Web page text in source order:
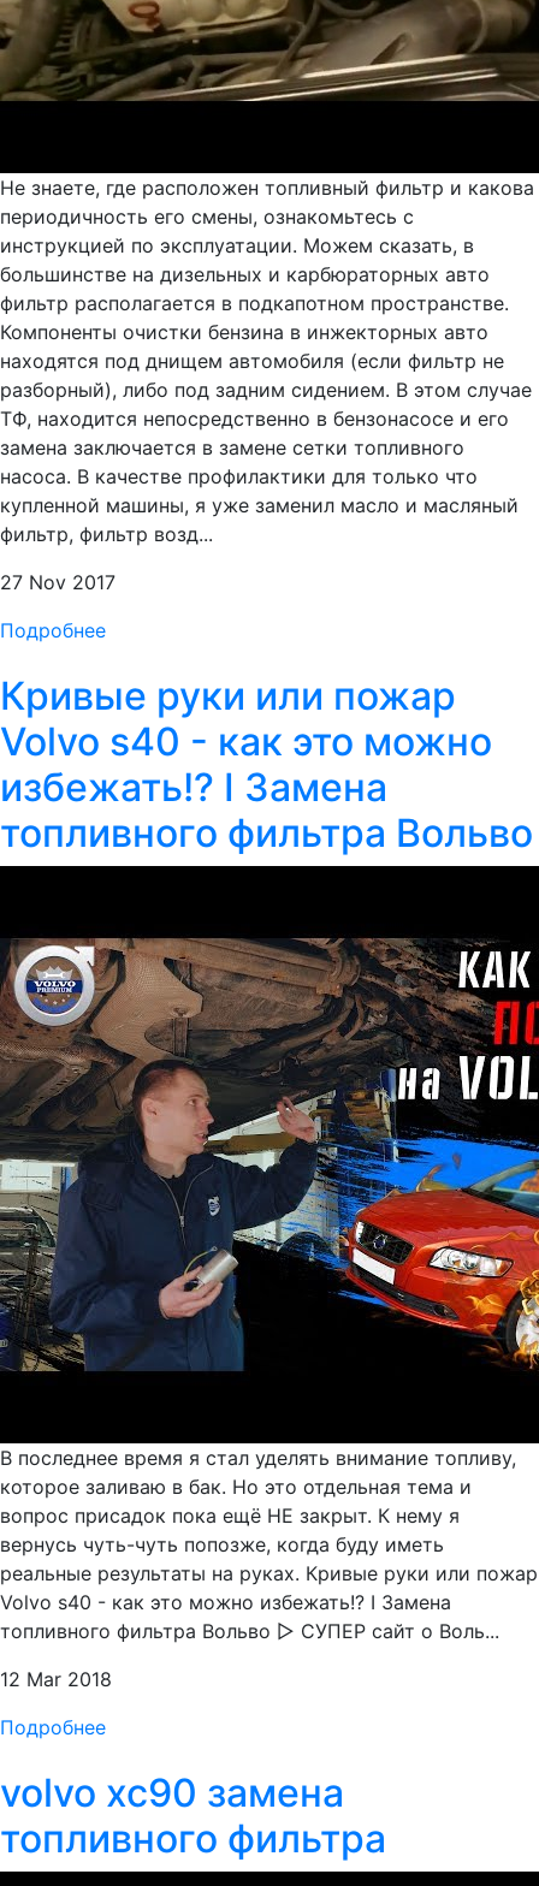
Не знаете, где расположен топливный фильтр и какова
периодичность его смены, ознакомьтесь с
инструкцией по эксплуатации. Можем сказать, в
большинстве на дизельных и карбюраторных авто
фильтр располагается в подкапотном пространстве.
Компоненты очистки бензина в инжекторных авто
находятся под днищем автомобиля (если фильтр не
разборный), либо под задним сидением. В этом случае
ТФ, находится непосредственно в бензонасосе и его
замена заключается в замене сетки топливного
насоса. В качестве профилактики для только что
купленной машины, я уже заменил масло и масляный
фильтр, фильтр возд...
27 Nov 2017
Подробнее
Кривые руки или пожар
Volvo s40 - как это можно
избежать!? I Замена
топливного фильтра Вольво
В последнее время я стал уделять внимание топливу,
которое заливаю в бак. Но это отдельная тема и
вопрос присадок пока ещё НЕ закрыт. К нему я
вернусь чуть-чуть попозже, когда буду иметь
реальные результаты на руках. Кривые руки или пожар
Volvo s40 - как это можно избежать!? I Замена
топливного фильтра Вольво ▷ СУПЕР сайт о Воль...
12 Mar 2018
Подробнее
volvo xc90 замена
топливного фильтра